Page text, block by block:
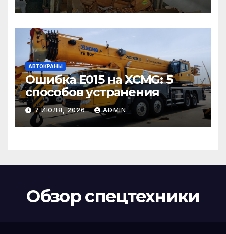
АВТОКРАНЫ
Ошибка E015 на XCMG: 5
способов устранения
7 ИЮЛЯ, 2026 ADMIN
Обзор спецтехники